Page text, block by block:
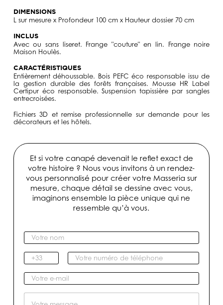
DIMENSIONS
L sur mesure x Profondeur 100 cm x Hauteur dossier 70 cm
INCLUS
Avec ou sans liseret. Frange "couture" en lin. Frange noire
Maison Houlès.
CARACTÉRISTIQUES
Entièrement déhoussable. Bois PEFC éco responsable issu de
la gestion durable des forêts françaises. Mousse HR Label
Certipur éco responsable. Suspension tapissière par sangles
entrecroisées.
Fichiers 3D et remise professionnelle sur demande pour les
décorateurs et les hôtels.
Et si votre canapé devenait le reflet exact de
votre histoire ? Nous vous invitons à un rendez-
vous personnalisé pour créer votre Masseria sur
mesure, chaque détail se dessine avec vous,
imaginons ensemble la pièce unique qui ne
ressemble qu’à vous.
V
o
t
r
e
n
o
I
n
d
i
c
V
o
t
r
e
n
V
o
t